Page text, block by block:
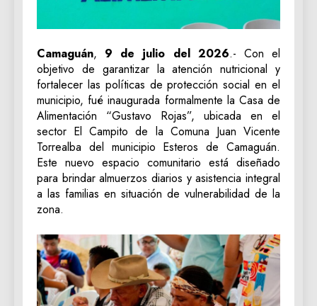
Camaguán, 9 de julio del 2026.- Con el
objetivo de garantizar la atención nutricional y
fortalecer las políticas de protección social en el
municipio, fué inaugurada formalmente la Casa de
Alimentación “Gustavo Rojas”, ubicada en el
sector El Campito de la Comuna Juan Vicente
Torrealba del municipio Esteros de Camaguán.
Este nuevo espacio comunitario está diseñado
para brindar almuerzos diarios y asistencia integral
a las familias en situación de vulnerabilidad de la
zona.